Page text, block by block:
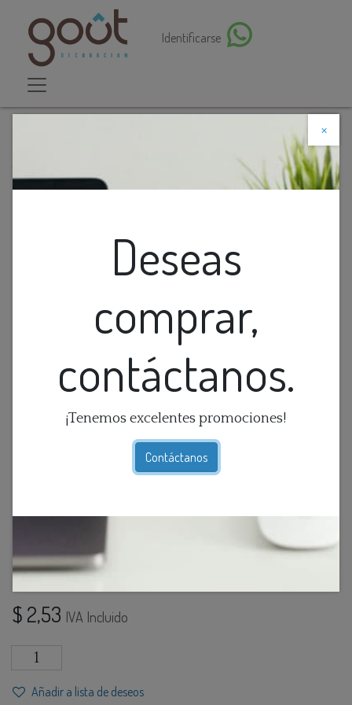
Identificarse
×
Deseas
comprar,
contáctanos.
¡Tenemos excelentes promociones!
Contáctanos
Descuento web
Conector T P/Riel Led Blanca
Conector T P/Riel Led
Blanca
$ 2,53 IVA Incluido
Añadir a lista de deseos